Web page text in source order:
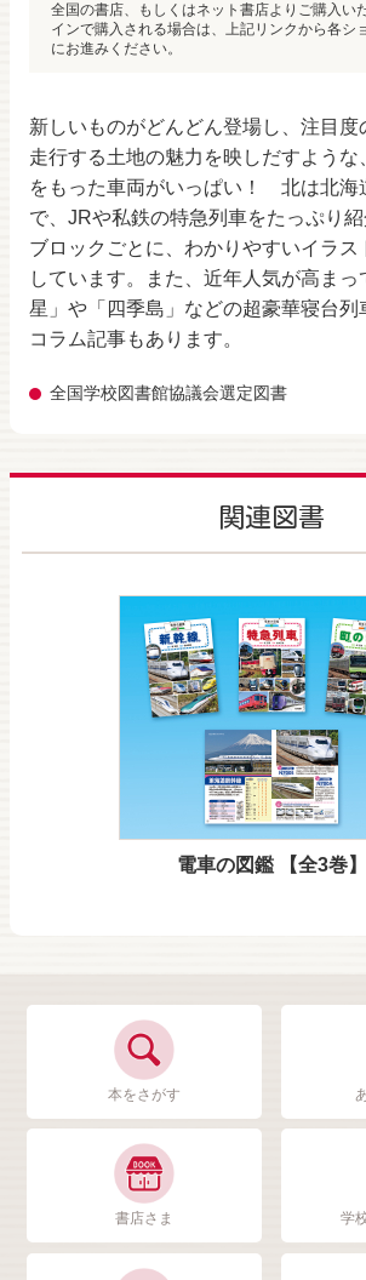
新しいものがどんどん登場し、注目度
走行する土地の魅力を映しだすような
をもった車両がいっぱい！ 北は北海
で、JRや私鉄の特急列車をたっぷり
ブロックごとに、わかりやすいイラス
しています。また、近年人気が高まっ
星」や「四季島」などの超豪華寝台列
コラム記事もあります。
全国学校図書館協議会選定図書
全国の書店、もしくはネット書店よりご購入い
インで購入される場合は、上記リンクから各シ
にお進みください。
関連図書
電車の図鑑 【全3巻】
本をさがす
書店さま 学